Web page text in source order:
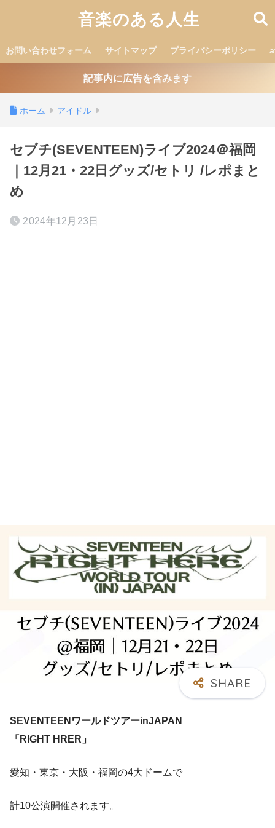
音楽のある人生
お問い合わせフォーム サイトマップ プライバシーポリシー
記事内に広告を含みます
ホーム アイドル
セブチ(SEVENTEEN)ライブ2024＠福岡
｜12月21・22日グッズ/セトリ /レポまと
め
2024年12月23日
SEVENTEENワールドツアーinJAPAN
「RIGHT HRER」
愛知・東京・大阪・福岡の4大ドームで
計10公演開催されます。